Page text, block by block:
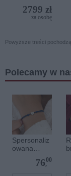
2799 zł
za osobę
Powyższe treści
Polecamy w
Spersonaliz
owana
bransoletka
sznurkowa -
76,
00